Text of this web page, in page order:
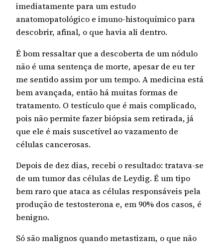
imediatamente para um estudo
anatomopatológico e imuno-histoquímico para
descobrir, afinal, o que havia ali dentro.
É bom ressaltar que a descoberta de um nódulo
não é uma sentença de morte, apesar de eu ter
me sentido assim por um tempo. A medicina está
bem avançada, então há muitas formas de
tratamento. O testículo que é mais complicado,
pois não permite fazer biópsia sem retirada, já
que ele é mais suscetível ao vazamento de
células cancerosas.
Depois de dez dias, recebi o resultado: tratava-se
de um tumor das células de Leydig. É um tipo
bem raro que ataca as células responsáveis pela
produção de testosterona e, em 90% dos casos, é
benigno.
Só são malignos quando metastizam, o que não